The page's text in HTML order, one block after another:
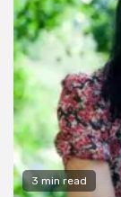
3 min read